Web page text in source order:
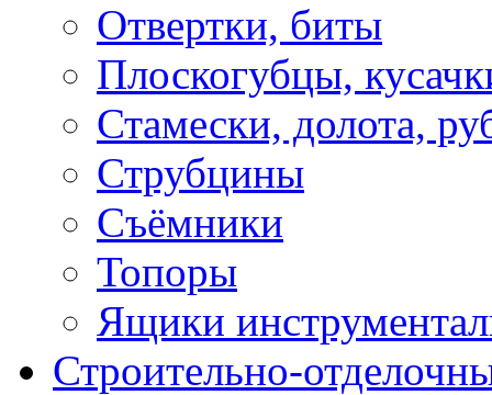
Отвертки, биты
Плоскогубцы,
Стамески, долота,
Струбцины
Съёмники
Топоры
Ящики
Строительно-